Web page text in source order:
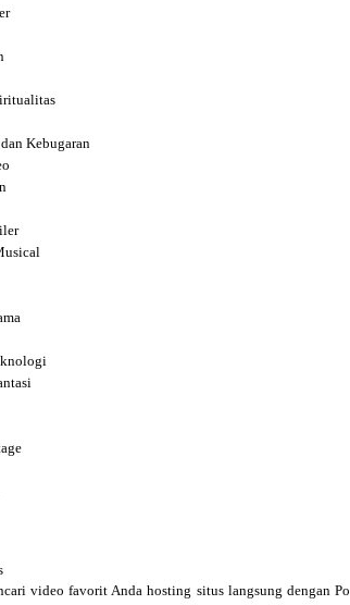
Kebugaran
video favorit Anda hosting situs langsung dengan